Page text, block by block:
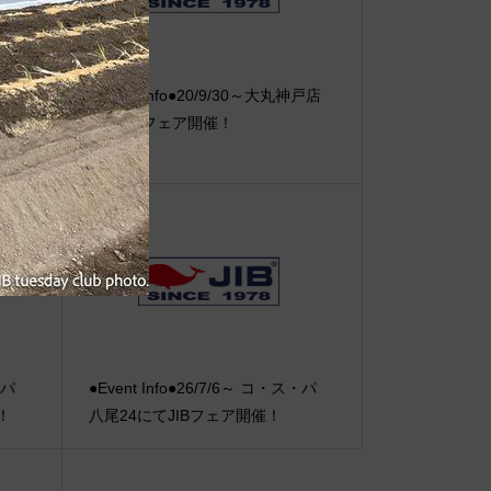
オ
●Event Info●20/9/30～大丸神戸店
にてJIBフェア開催！
●Event Info●26/7/6～ コ・ス・パ
八尾24にてJIBフェア開催！